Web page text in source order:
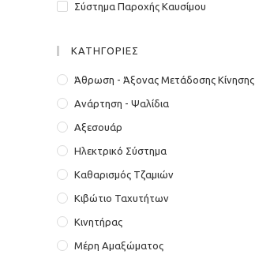
Σύστημα Παροχής Καυσίμου
ΚΑΤΗΓΟΡΙΕΣ
Άθρωση - Άξονας Μετάδοσης Κίνησης
Ανάρτηση - Ψαλίδια
Αξεσουάρ
Ηλεκτρικό Σύστημα
Καθαρισμός Τζαμιών
Κιβώτιο Ταχυτήτων
Κινητήρας
Μέρη Αμαξώματος